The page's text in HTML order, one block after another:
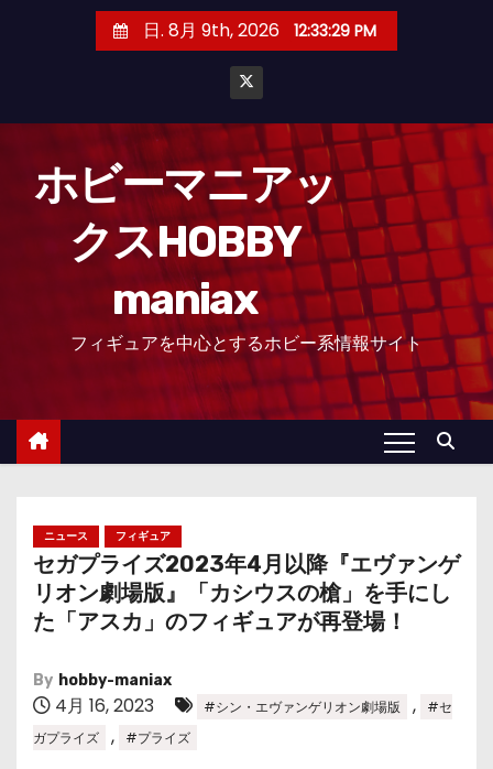
日. 8月 9th, 2026 12:33:30 PM
ホビーマニアッ
クスHOBBY
maniax
フィギュアを中心とするホビー系情報サイト
ニュース フィギュア
セガプライズ2023年4月以降『エヴァンゲ
リオン劇場版』「カシウスの槍」を手にし
た「アスカ」のフィギュアが再登場！
By hobby-maniax
4月 16, 2023 #シン・エヴァンゲリオン劇場版 ,
#セ
ガプライズ
, #プライズ